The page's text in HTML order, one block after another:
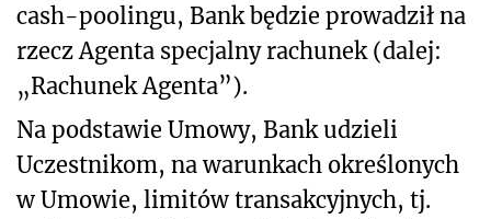
cash-poolingu, Bank będzie prowadził na
rzecz Agenta specjalny rachunek (dalej:
„Rachunek Agenta”).
Na podstawie Umowy, Bank udzieli
Uczestnikom, na warunkach określonych
w Umowie, limitów transakcyjnych, tj.